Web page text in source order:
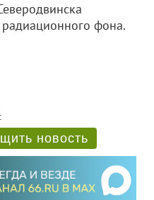
фона.
новость